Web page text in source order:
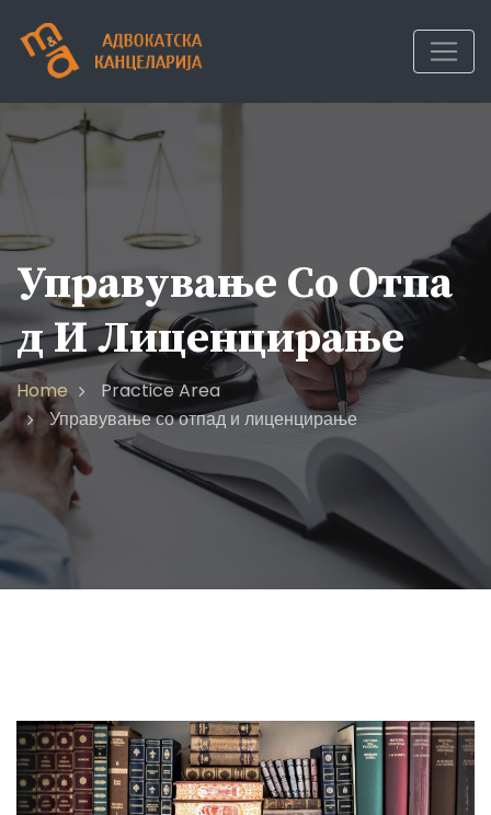
content
Управување Со Отпа
Д И Лиценцирање
Home
Practice Area
Управување со отпад и лиценцирање